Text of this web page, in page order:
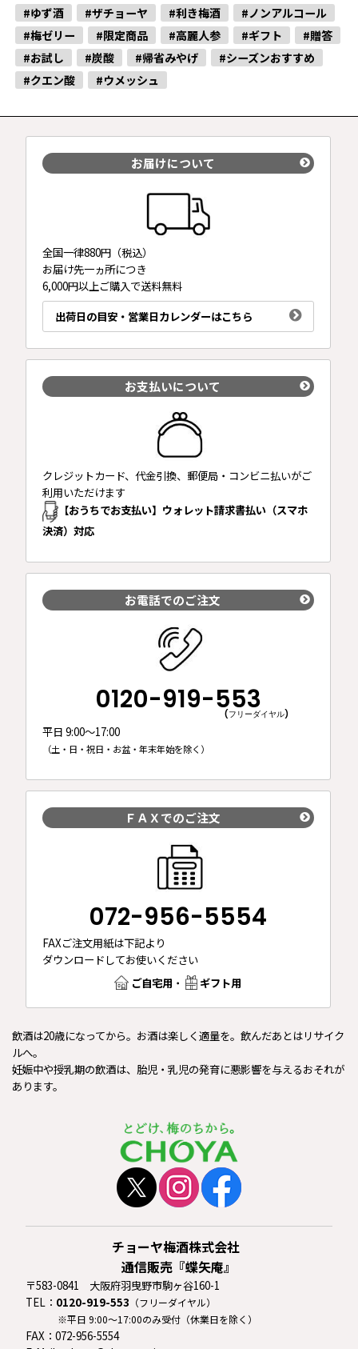
#ゆず酒
#ザチョーヤ #利き梅酒
#ノンアルコール
#梅ゼリー
#限定商品 #高麗人参 #ギフト
#贈答
#お試し
#炭酸 #帰省みやげ
#シーズンおすすめ
#クエン酸
#ウメッシュ
お届けについて
全国一律880円（税込）
お届け先一ヵ所につき
6,000円以上ご購入で送料無料
出荷日の目安・営業日カレンダーはこちら
お支払いについて
クレジットカード、代金引換、郵便局・コンビニ払いがご
利用いただけます
【おうちでお支払い】ウォレット請求書払い（スマホ
決済）対応
お電話でのご注文
0120-919-553
(フリーダイヤル)
平日 9:00～17:00
（土・日・祝日・お盆・年末年始を除く）
ＦＡＸでのご注文
072-956-5554
FAXご注文用紙は下記より
ダウンロードしてお使いください
ご自宅用 ・ ギフト用
飲酒は20歳になってから。お酒は楽しく適量を。飲んだあとはリサイク
ルへ。
妊娠中や授乳期の飲酒は、胎児・乳児の発育に悪影響を与えるおそれが
あります。
チョーヤ梅酒株式会社
通信販売『蝶矢庵』
〒583-0841 大阪府羽曳野市駒ヶ谷160-1
TEL： 0120-919-553 （フリーダイヤル）
※平日 9:00〜17:00のみ受付（休業日を除く）
FAX：072-956-5554